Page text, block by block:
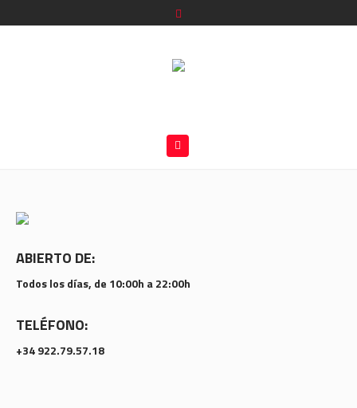
ABIERTO DE:
Todos los días, de 10:00h a 22:00h
TELÉFONO:
+34 922.79.57.18